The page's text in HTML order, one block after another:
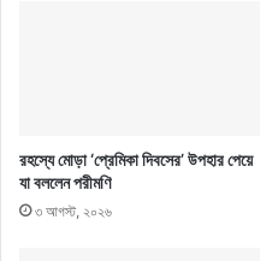
রহস্যে মোড়া ‘প্রেমিকা দিবসের’ উপহার পেয়ে
যা বললেন পরীমণি
৩ আগস্ট, ২০২৬